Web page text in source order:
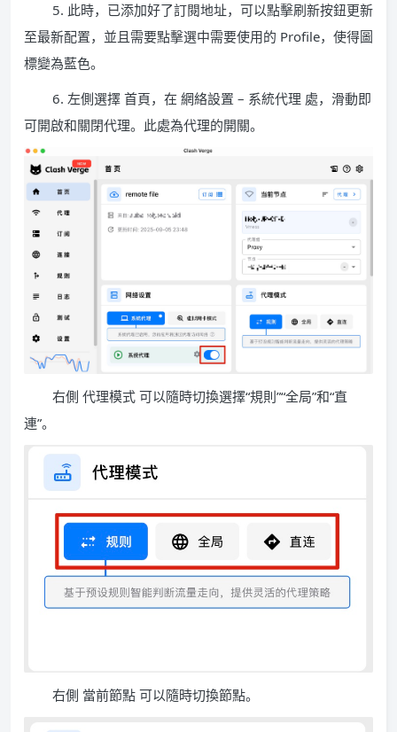
5. 此時，已添加好了訂閱地址，可以點擊刷新按鈕更新
至最新配置，並且需要點擊選中需要使用的 Profile，使得圖
標變為藍色。
6. 左側選擇 首頁，在 網絡設置 – 系統代理 處，滑動即
可開啟和關閉代理。此處為代理的開關。
右側 代理模式 可以隨時切換選擇“規則”“全局”和“直
連”。
右側 當前節點 可以隨時切換節點。